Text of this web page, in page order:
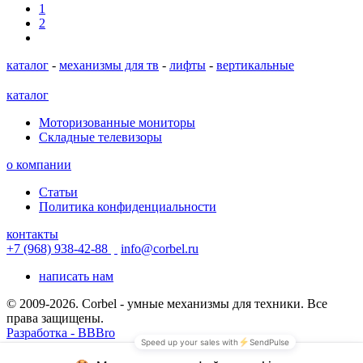
1
2
каталог - механизмы для тв - лифты - вертикальные
каталог
Моторизованные мониторы
Складные телевизоры
о компании
Статьи
Политика конфиденциальности
контакты
+7 (968) 938-42-88
info@corbel.ru
написать нам
© 2009-2026. Corbel - умные механизмы для техники. Все
права защищены.
Разработка - BBBro
© 2009-2026. Corbel - умные механизмы для техники. Все